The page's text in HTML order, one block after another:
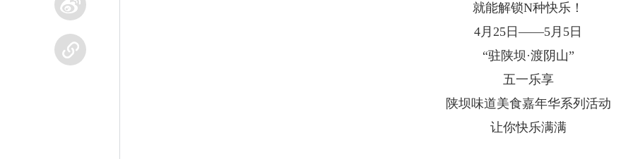
就能解锁N种快乐！
4月25日——5月5日
“驻陕坝·渡阴山”
五一乐享
陕坝味道美食嘉年华系列活动
让你快乐满满